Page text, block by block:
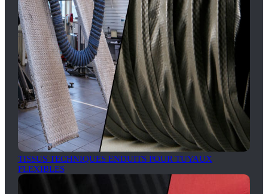
TISSUS TECHNIQUES ENDUITS POUR TUYAUX
FLEXIBLES